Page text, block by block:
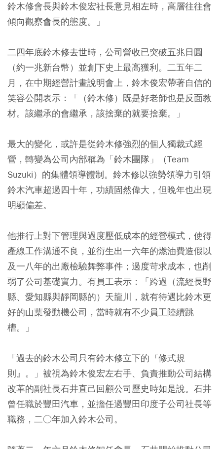
鈴木修會長與鈴木俊宏社長意見相左時，高層往往會
傾向觀察會長的態度。」
二四年底鈴木修去世時，公司營收已突破五兆日圓
（約一兆新台幣）並創下史上最高獲利。二五年二
月，在中期經營計畫說明會上，鈴木俊宏帶著自信的
笑容公開表示：「（鈴木修）既是好老師也是反面教
材。該繼承的會繼承，該捨棄的就要捨棄。」
最大的變化，或許是從鈴木修強烈的個人獨裁式經
營，轉變為公司內部稱為「鈴木團隊」（Team
Suzuki）的集體領導體制。鈴木修以強勢領導力引領
鈴木汽車超過四十年，功績固然偉大，但晚年也出現
明顯偏差。
他推行上對下管理與過度壓低成本的經營模式，使得
產線工作溝通不良，並衍生出一六年的燃油費造假以
及一八年的出廠檢驗舞弊事件；過度苛求成本，也削
弱了公司基礎實力。有員工表示：「跨過（流經長野
縣、愛知縣與靜岡縣的）天龍川，就有待遇比鈴木更
好的山葉發動機公司，當時就有不少員工陸續跳
槽。」
「過去的鈴木公司只有鈴木修立下的『修式規
則』。」被視為鈴木俊宏左右手、負責推動公司結構
改革的副社長石井直己回顧公司歷史時如是說。石井
曾任職於豐田汽車，並擔任過豐田印度子公司社長等
職務，二○年加入鈴木公司。